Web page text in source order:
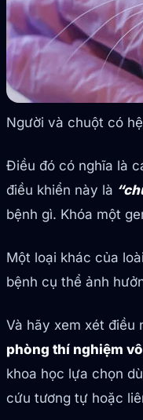
Người và chuột có
Điều đó có nghĩa là
điều khiển này là
bệnh gì. Khóa một
Một loại khác của
bệnh cụ thể ảnh
Và hãy xem xét điều
phòng thí nghiệm
khoa học lựa chọn
cứu tương tự hoặc